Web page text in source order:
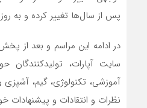
پس از سال‌ها تغییر کرده و به
سایت آپارات، تولیدکنندگان
آموزشی، تکنولوژی، گیم،
نظرات و انتقادات و پیشنهادات